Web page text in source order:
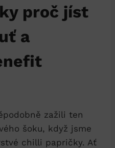
proč jíst
a
zažili ten
šoku, když jsme
chilli papričky. Ať